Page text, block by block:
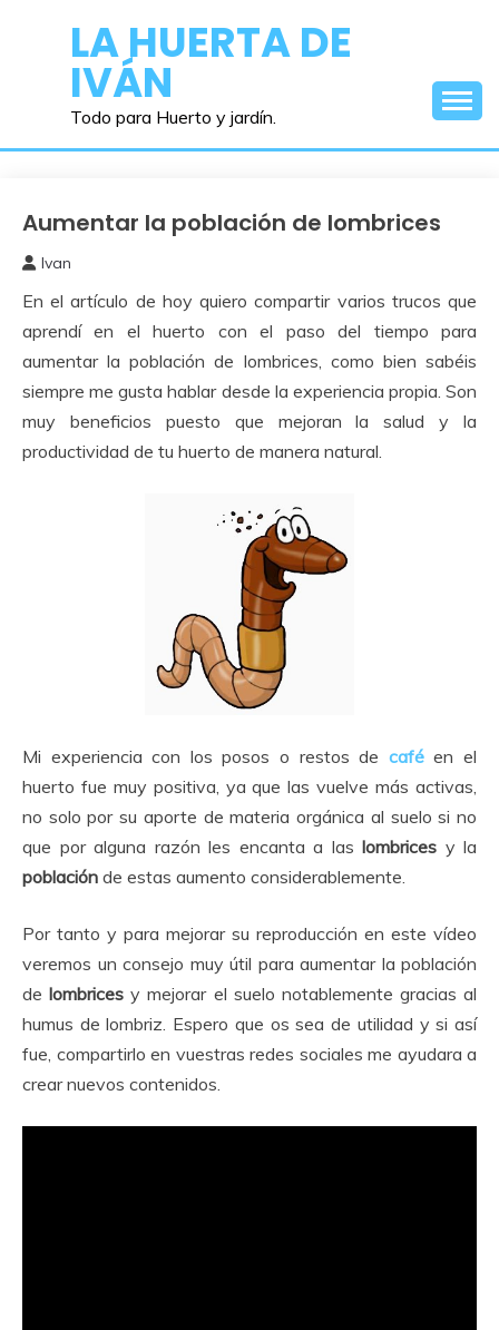
contenidoLA HUERTA DE
IVÁN
Todo para Huerto y jardín.
Abonos y
Aumentar la población de lombrices
enero,
2015
Ivan
En el artículo de hoy quiero compartir varios trucos que
aprendí en el huerto con el paso del tiempo para
aumentar la población de lombrices, como bien sabéis
siempre me gusta hablar desde la experiencia propia. Son
muy beneficios puesto que mejoran la salud y la
productividad de tu huerto de manera natural.
Mi experiencia con los posos o restos de caféen el
huerto fue muy positiva, ya que las vuelve más activas,
no solo por su aporte de materia orgánica al suelo si no
que por alguna razón les encanta a las lombrices y la
población de estas aumento considerablemente.
Por tanto y para mejorar su reproducción en este vídeo
veremos un consejo muy útil para aumentar la población
delombrices y mejorar el suelo notablemente gracias al
humus de lombriz. Espero que os sea de utilidad y si así
fue, compartirlo en vuestras redes sociales me ayudara a
crear nuevos contenidos.